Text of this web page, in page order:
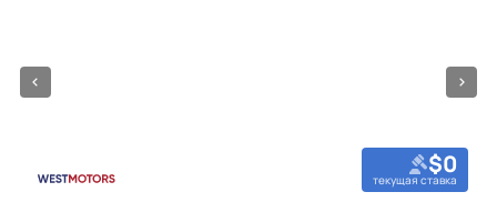
$0
текущая ставка